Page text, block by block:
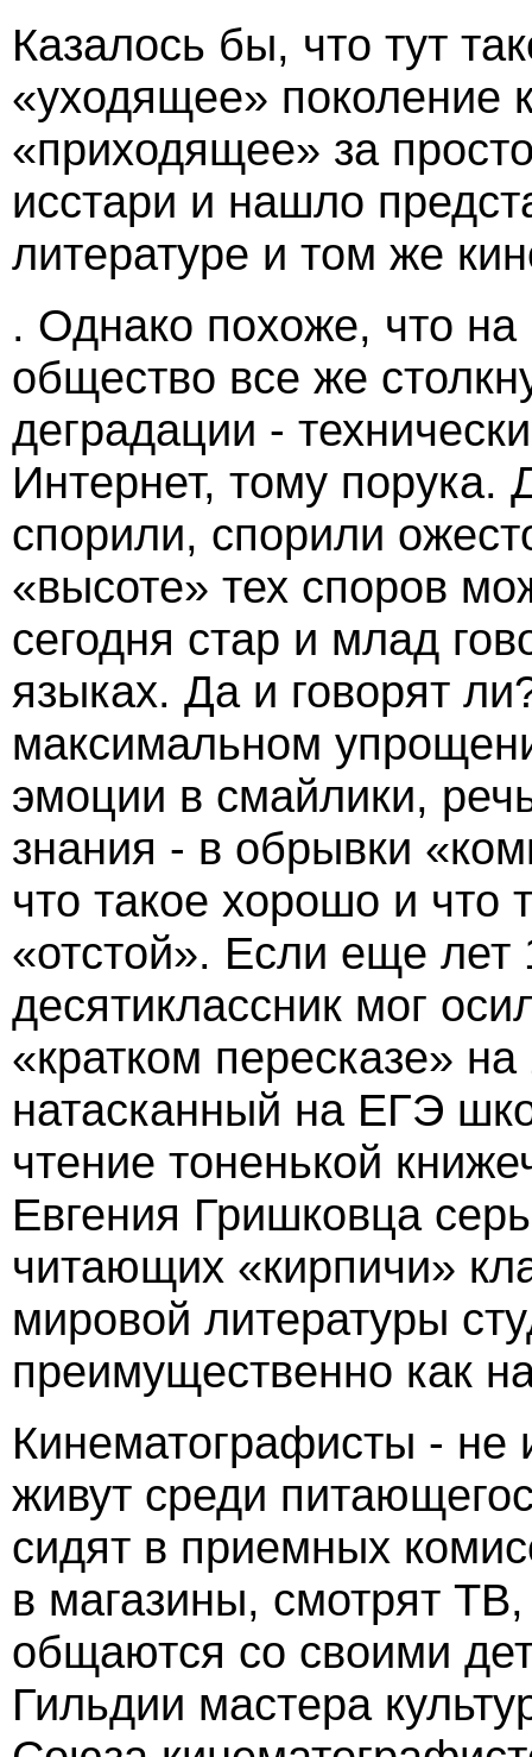
Казалось бы, что тут
«уходящее» поколение
«приходящее» за
исстари и нашло
литературе и том же
. Однако похоже, что
общество все же
деградации -
Интернет, тому
спорили, спорили
«высоте» тех споров
сегодня стар и млад
языках. Да и говорят
максимальном
эмоции в смайлики,
знания - в обрывки
что такое хорошо и что
«отстой». Если еще лет
десятиклассник мог
«кратком пересказе»
натасканный на ЕГЭ
чтение тоненькой
Евгения Гришковца
читающих «кирпичи»
мировой литературы
преимущественно как
Кинематографисты - не
живут среди
сидят в приемных
в магазины, смотрят
общаются со своими
Гильдии мастера